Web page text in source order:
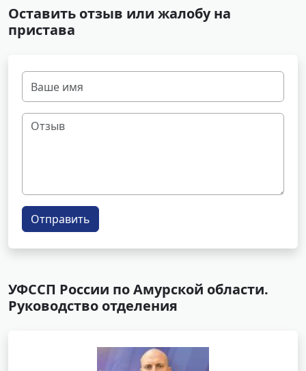
Оставить отзыв или жалобу на
пристава
Отправить
УФССП России по Амурской области.
Руководство отделения